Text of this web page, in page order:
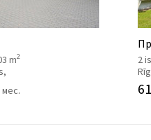
m2
мес.
2